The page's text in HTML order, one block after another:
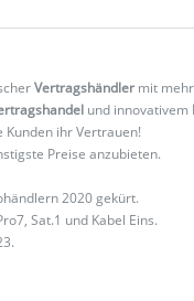
Vertragshändler mit
und innovativem
Kunden ihr Vertrauen!
Preise anzubieten.
2020 gekürt.
Sat.1 und Kabel Eins.